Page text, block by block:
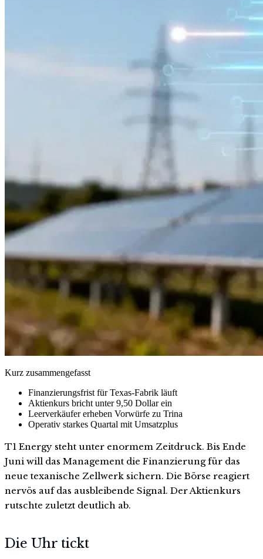
Kurz zusammengefasst
Finanzierungsfrist für Texas-Fabrik läuft
Aktienkurs bricht unter 9,50 Dollar ein
Leerverkäufer erheben Vorwürfe zu Trina
Operativ starkes Quartal mit Umsatzplus
T1 Energy steht unter enormem Zeitdruck. Bis Ende
Juni will das Management die Finanzierung für das
neue texanische Zellwerk sichern. Die Börse reagiert
nervös auf das ausbleibende Signal. Der Aktienkurs
rutschte zuletzt deutlich ab.
Die Uhr tickt